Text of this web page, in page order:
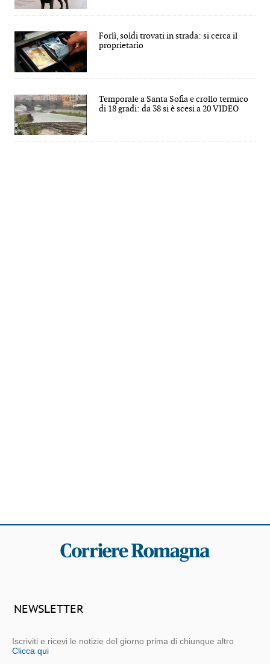
Forlì, soldi trovati in strada: si cerca il
proprietario
Temporale a Santa Sofia e crollo termico
di 18 gradi: da 38 si è scesi a 20 VIDEO
NEWSLETTER
Iscriviti e ricevi le notizie del giorno prima di chiunque altro
Clicca qui